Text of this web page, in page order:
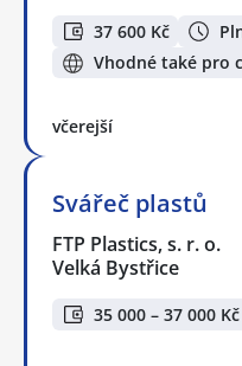
37 600 Kč
Vhodné také pro
včerejší
Svářeč plastů
FTP Plastics, s. r. o.
Velká Bystřice
35 000 – 37 000 Kč